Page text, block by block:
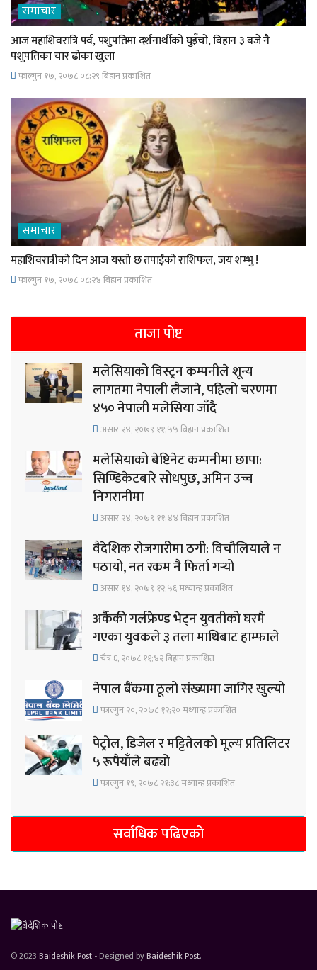
समाचार
आज महाशिवरात्रि पर्व, पशुपतिमा दर्शनार्थीको घुइँचो, बिहान ३ बजे नै
पशुपतिका चार ढोका खुला
फाल्गुन १७, २०७८ ०८;२९ बिहान प्रकाशित
समाचार
महाशिवरात्रीको दिन आज यस्तो छ तपाईंको राशिफल, जय शम्भु !
फाल्गुन १७, २०७८ ०८;२४ बिहान प्रकाशित
ताजा पोष्ट
मलेसियाको विस्ट्रन कम्पनीले शून्य
लागतमा नेपाली लैजाने, पहिलो चरणमा
४५० नेपाली मलेसिया जाँदै
असार २४, २०७९ ११;५५ बिहान प्रकाशित
मलेसियाको बेष्टिनेट कम्पनीमा छापा:
सिण्डिकेटबारे सोधपुछ, अमिन उच्च
निगरानीमा
असार २४, २०७९ ११;४४ बिहान प्रकाशित
वैदेशिक रोजगारीमा ठगी: विचौलियाले न
पठायो, नत रकम नै फिर्ता गर्‍यो
असार १४, २०७९ १२;५६ मध्यान्ह प्रकाशित
अर्कैकी गर्लफ्रेण्ड भेट्न युवतीको घरमै
गएका युवकले ३ तला माथिबाट हाम्फाले
चैत्र ६, २०७८ ११;४२ बिहान प्रकाशित
नेपाल बैंकमा ठूलो संख्यामा जागिर खुल्यो
फाल्गुन २०, २०७८ १२;२० मध्यान्ह प्रकाशित
पेट्रोल, डिजेल र मट्टितेलको मूल्य प्रतिलिटर
५ रूपैयाँले बढ्यो
फाल्गुन १९, २०७८ २१;३८ मध्यान्ह प्रकाशित
सर्वाधिक पढिएको
© 2023 Baideshik Post - Designed byBaideshik Post.